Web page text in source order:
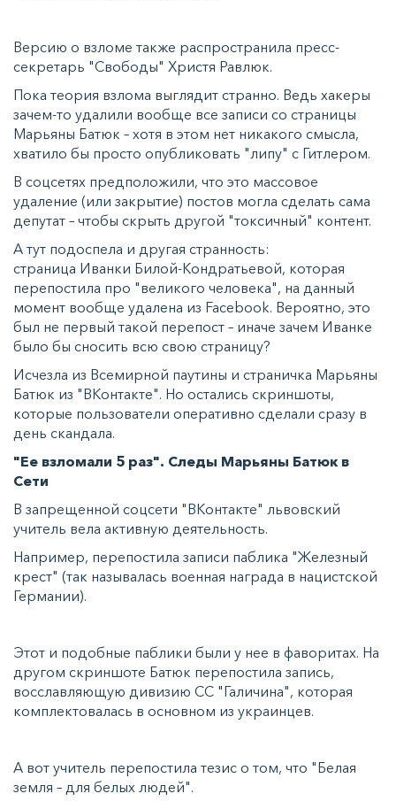
Версию о взломе также распространила пресс-
секретарь "Свободы" Христя Равлюк.
Пока теория взлома выглядит странно. Ведь хакеры
зачем-то удалили вообще все записи со страницы
Марьяны Батюк – хотя в этом нет никакого смысла,
хватило бы просто опубликовать "липу" с Гитлером.
В соцсетях предположили, что это массовое
удаление (или закрытие) постов могла сделать сама
депутат – чтобы скрыть другой "токсичный" контент.
А тут подоспела и другая странность:
страница Иванки Билой-Кондратьевой, которая
перепостила про "великого человека", на данный
момент вообще удалена из Facebook. Вероятно, это
был не первый такой перепост – иначе зачем Иванке
было бы сносить всю свою страницу?
Исчезла из Всемирной паутины и страничка Марьяны
Батюк из "ВКонтакте". Но остались скриншоты,
которые пользователи оперативно сделали сразу в
день скандала.
"Ее взломали 5 раз". Следы Марьяны Батюк в
Сети
В запрещенной соцсети "ВКонтакте" львовский
учитель вела активную деятельность.
Например, перепостила записи паблика "Железный
крест" (так называлась военная награда в нацистской
Германии).
Этот и подобные паблики были у нее в фаворитах. На
другом скриншоте Батюк перепостила запись,
восславляющую дивизию СС "Галичина", которая
комплектовалась в основном из украинцев.
А вот учитель перепостила тезис о том, что "Белая
земля – для белых людей".